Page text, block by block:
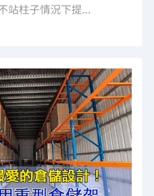
站柱子情況下提...